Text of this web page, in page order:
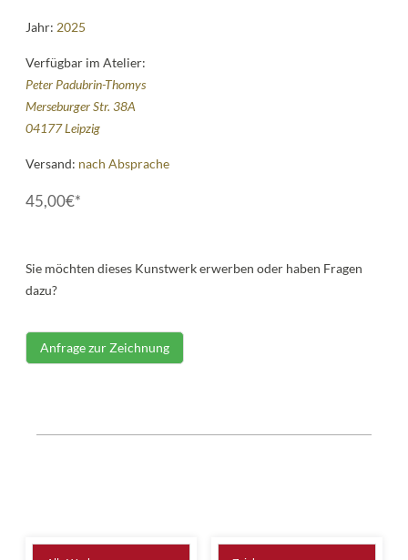
Jahr: 2025
Verfügbar im Atelier:
Peter Padubrin-Thomys
Merseburger Str. 38A
04177 Leipzig
Versand: nach Absprache
45,00€*
Sie möchten dieses Kunstwerk erwerben oder haben Fragen
dazu?
Anfrage zur Zeichnung